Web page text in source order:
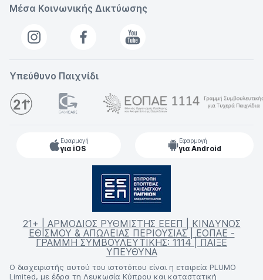
Μέσα Κοινωνικής Δικτύωσης
Υπεύθυνο Παιχνίδι
Εφαρμογή
για iOS
Εφαρμογή
για Android
21+ | ΑΡΜΟΔΙΟΣ ΡΥΘΜΙΣΤΗΣ ΕΕΕΠ | ΚΙΝΔΥΝΟΣ
ΕΘΙΣΜΟΥ & ΑΠΩΛΕΙΑΣ ΠΕΡΙΟΥΣΙΑΣ | ΕΟΠΑΕ -
ΓΡΑΜΜΗ ΣΥΜΒΟΥΛΕΥΤΙΚΗΣ: 1114 | ΠΑΙΞΕ
ΥΠΕΥΘΥΝΑ
Ο διαχειριστής αυτού του ιστοτόπου είναι η εταιρεία PLUMO
Limited, με έδρα τη Λευκωσία Κύπρου και καταστατική